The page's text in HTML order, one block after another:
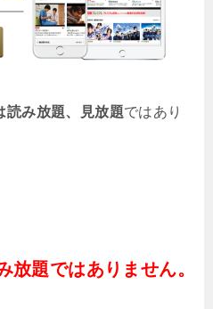
読み放題、見放題ではあり
放題ではありません。